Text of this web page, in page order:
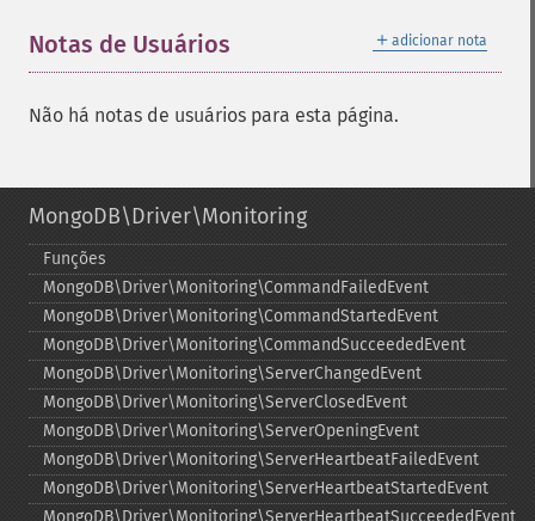
＋ adicionar nota
Notas de Usuários
Não há notas de usuários para esta página.
MongoDB\Driver\Monitoring
Funções
MongoDB\Driver\Monitoring\CommandFailedEvent
MongoDB\Driver\Monitoring\CommandStartedEvent
MongoDB\Driver\Monitoring\CommandSucceededEvent
MongoDB\Driver\Monitoring\ServerChangedEvent
MongoDB\Driver\Monitoring\ServerClosedEvent
MongoDB\Driver\Monitoring\ServerOpeningEvent
MongoDB\Driver\Monitoring\ServerHeartbeatFailedEvent
MongoDB\Driver\Monitoring\ServerHeartbeatStartedEvent
MongoDB\Driver\Monitoring\ServerHeartbeatSucceededEvent